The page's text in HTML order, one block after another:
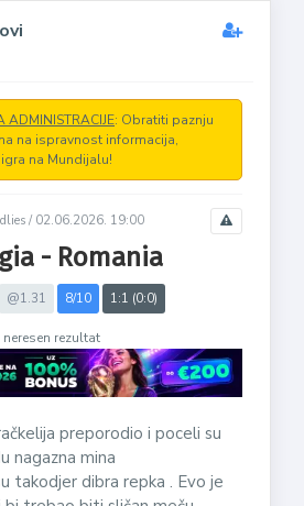
ADMINISTRACIJE: Obratiti paznju
na ispravnost informacija,
na Mundijalu!
/ 02.06.2026. 19:00
- Romania
@1.31 8/10 1:1 (0:0)
rezultat
preporodio i poceli su
nagazna mina
takodjer dibra repka . Evo je